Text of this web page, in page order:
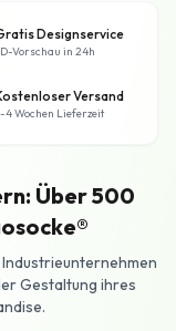
Designservice
Vorschau in 24h
Versand
4 Wochen Lieferzeit
Über 500
Gestaltung ihres